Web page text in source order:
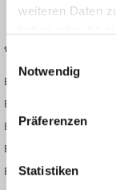
weiteren Daten
Einwilligungsauswahl
Notwendig
Präferenzen
Statistiken
Bauforum24 News
Bauforum24 TV
BF24 Mediathek
BF24 Fotostrecken
Bauforum Shop